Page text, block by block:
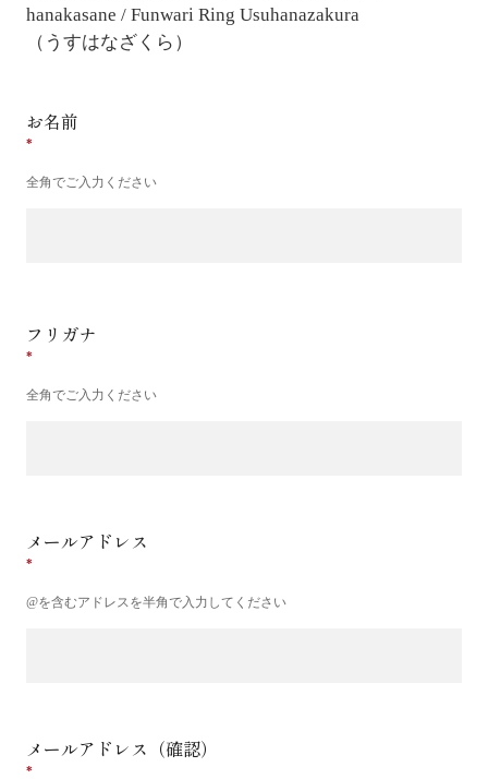
hanakasane / Funwari Ring Usuhanazakura
（うすはなざくら）
お名前
全角でご入力ください
フリガナ
全角でご入力ください
メールアドレス
@を含むアドレスを半角で入力してください
メールアドレス（確認）